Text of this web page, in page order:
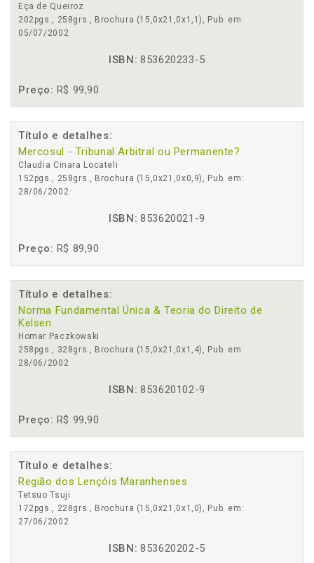
Eça de Queiroz
202pgs., 258grs., Brochura (15,0x21,0x1,1), Pub. em:
05/07/2002
ISBN: 853620233-5
Preço: R$ 99,90
Título e detalhes:
Mercosul - Tribunal Arbitral ou Permanente?
Claudia Cinara Locateli
152pgs., 258grs., Brochura (15,0x21,0x0,9), Pub. em:
28/06/2002
ISBN: 853620021-9
Preço: R$ 89,90
Título e detalhes:
Norma Fundamental Única & Teoria do Direito de
Kelsen
Homar Paczkowski
258pgs., 328grs., Brochura (15,0x21,0x1,4), Pub. em:
28/06/2002
ISBN: 853620102-9
Preço: R$ 99,90
Título e detalhes:
Região dos Lençóis Maranhenses
Tetsuo Tsuji
172pgs., 228grs., Brochura (15,0x21,0x1,0), Pub. em:
27/06/2002
ISBN: 853620202-5